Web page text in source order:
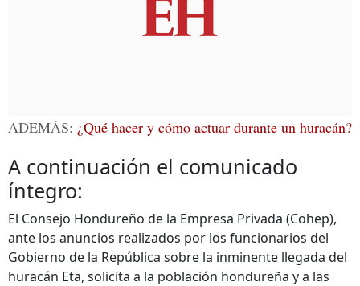
ADEMÁS: ¿Qué hacer y cómo actuar durante un huracán?
A continuación el comunicado
íntegro:
El Consejo Hondureño de la Empresa Privada (Cohep),
ante los anuncios realizados por los funcionarios del
Gobierno de la República sobre la inminente llegada del
huracán Eta, solicita a la población hondureña y a las